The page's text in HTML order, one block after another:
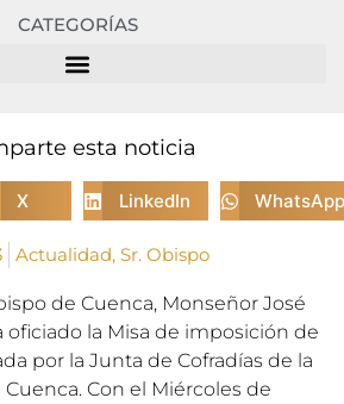
CATEGORÍAS
esta noticia
X LinkedIn WhatsApp
Actualidad, Sr. Obispo
de Cuenca, Monseñor José
oficiado la Misa de imposición de
por la Junta de Cofradías de la
Con el Miércoles de